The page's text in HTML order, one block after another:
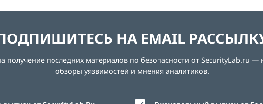
НА EMAIL
получение последних материалов по безопасности от SecurityLab.ru —
обзоры уязвимостей и мнения аналитиков.